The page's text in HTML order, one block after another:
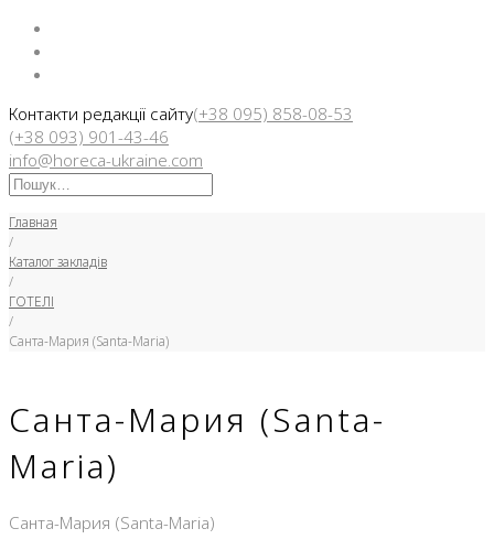
Контакти редакції сайту(+38 095) 858-08-53
(+38 093) 901-43-46
info@horeca-ukraine.com
Искать:
Главная
/
Каталог закладів
/
ГОТЕЛІ
/
Санта-Мария (Santa-Maria)
Санта-Мария (Santa-
Maria)
Санта-Мария (Santa-Maria)